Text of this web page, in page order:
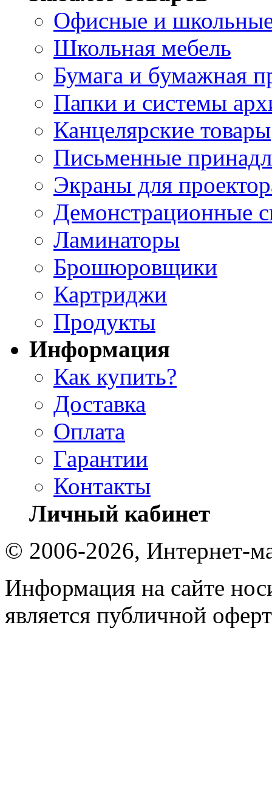
Офисные и
Школьная мебель
Бумага и бумажная
Папки и системы
Канцелярские товары
Письменные
Экраны для
Демонстрационные
Ламинаторы
Брошюровщики
Картриджи
Продукты
Информация
Как купить?
Доставка
Оплата
Гарантии
Контакты
Личный кабинет
© 2006-2026, Интернет-
Информация на сайте
является публичной